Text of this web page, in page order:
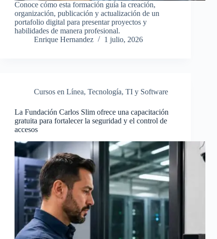
Conoce cómo esta formación guía la creación,
organización, publicación y actualización de un
portafolio digital para presentar proyectos y
habilidades de manera profesional.
Enrique Hernandez
1 julio, 2026
Cursos en Línea, Tecnología, TI y Software
La Fundación Carlos Slim ofrece una capacitación
gratuita para fortalecer la seguridad y el control de
accesos